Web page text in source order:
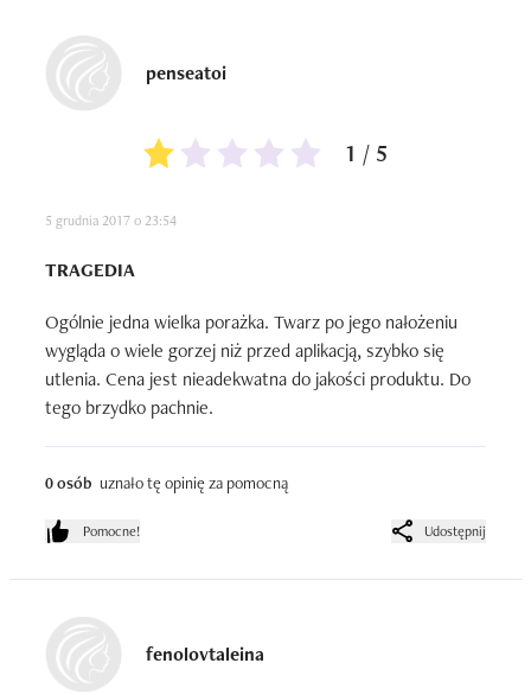
penseatoi
1 / 5
5 grudnia 2017 o 23:54
TRAGEDIA
Ogólnie jedna wielka porażka. Twarz po jego nałożeniu
wygląda o wiele gorzej niż przed aplikacją, szybko się
utlenia. Cena jest nieadekwatna do jakości produktu. Do
tego brzydko pachnie.
0 osób uznało tę opinię za pomocną
Pomocne! Udostępnij
fenolovtaleina